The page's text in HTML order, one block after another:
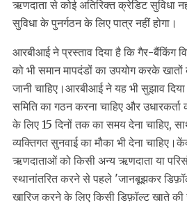
ऋणदाता से कोई अतिरिक्त क्रेडिट सुविधा
सुविधा के पुनर्गठन के लिए पात्र नहीं होगा।
आरबीआई ने प्रस्ताव दिया है कि गैर-बैंकिंग
को भी समान मापदंडों का उपयोग करके
जानी चाहिए।आरबीआई ने यह भी सुझाव
समिति का गठन करना चाहिए और उधारकर्ता
के लिए 15 दिनों तक का समय देना चाहिए,
व्यक्तिगत सुनवाई का मौका भी देना
ऋणदाताओं को किसी अन्य ऋणदाता या
स्थानांतरित करने से पहले 'जानबूझकर
खारिज करने के लिए किसी डिफ़ॉल्ट खाते